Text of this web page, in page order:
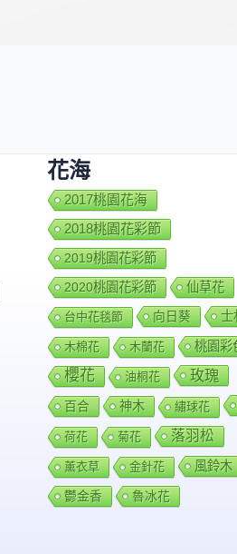
花海
2017桃園花海
2018桃園花彩節
2019桃園花彩節
2020桃園花彩節
仙草花
台中花毯節 向日葵 士
木棉花 木蘭花 桃園彩
櫻花 油桐花 玫瑰
百合 神木 繡球花
荷花 菊花 落羽松
薰衣草 金針花 風鈴木
鬱金香 魯冰花